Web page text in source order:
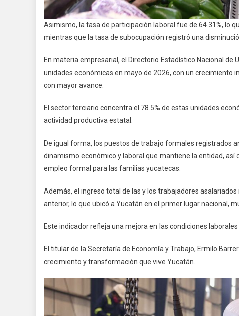
Asimismo, la tasa de participación laboral fue de 64.31%, lo
mientras que la tasa de subocupación registró una
En materia empresarial, el Directorio Estadístico Nacional
unidades económicas en mayo de 2026, con un crecimiento
con mayor avance.
El sector terciario concentra el 78.5% de estas unidades
actividad productiva estatal.
De igual forma, los puestos de trabajo formales registrados
dinamismo económico y laboral que mantiene la entidad,
empleo formal para las familias yucatecas.
Además, el ingreso total de las y los trabajadores
anterior, lo que ubicó a Yucatán en el primer lugar nacional,
Este indicador refleja una mejora en las condiciones
El titular de la Secretaría de Economía y Trabajo, Ermilo
crecimiento y transformación que vive Yucatán.